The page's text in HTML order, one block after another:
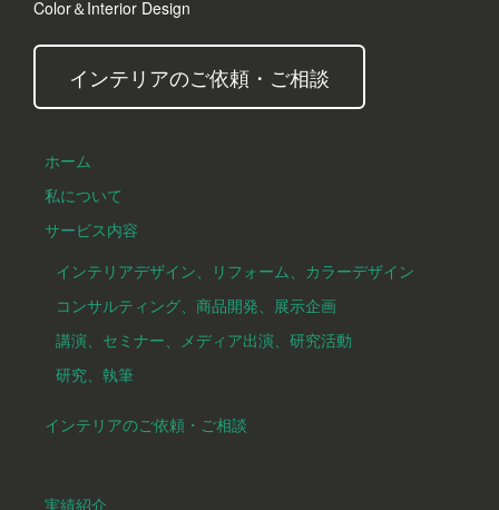
Color＆Interior Design
インテリアのご依頼・ご相談
ホーム
私について
サービス内容
インテリアデザイン、リフォーム、カラーデザイン
コンサルティング、商品開発、展示企画
講演、セミナー、メディア出演、研究活動
研究、執筆
インテリアのご依頼・ご相談
実績紹介